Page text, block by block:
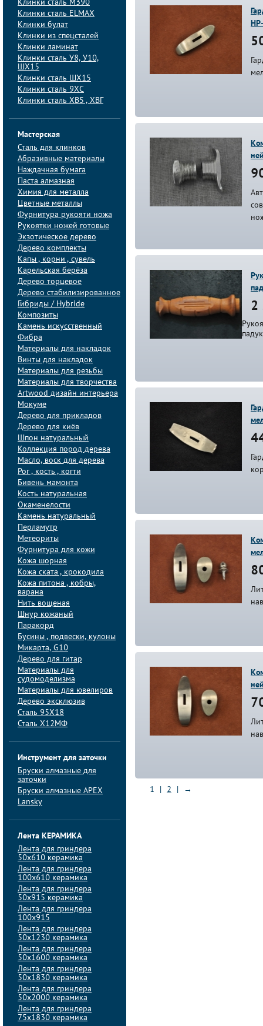
Клинки сталь M390
Клинки сталь ELMAX
Клинки булат
Клинки из спецсталей
Клинки ламинат
Клинки сталь У8, У10,
ШХ15
Клинки сталь ШХ15
Клинки сталь 9ХС
Клинки сталь ХВ5 , ХВГ
Мастерская
Сталь для клинков
Абразивные материалы
Наждачная бумага
Паста алмазная
Химия для металла
Цветные металлы
Фурнитура рукояти ножа
Рукоятки ножей готовые
Экзотическое дерево
Дерево комплекты
Капы , корни , сувель
Карельская берёза
Дерево торцевое
Дерево стабилизированное
Гибриды / Hybride
Композиты
Камень искусственный
Фибра
Материалы для накладок
Винты для накладок
Материалы для резьбы
Материалы для творчества
Artwood дизайн интерьера
Мокуме
Дерево для прикладов
Дерево для киёв
Шпон натуральный
Коллекция пород дерева
Масло, воск для дерева
Рог , кость , когти
Бивень мамонта
Кость натуральная
Окаменелости
Камень натуральный
Перламутр
Метеориты
Фурнитура для кожи
Кожа шорная
Кожа ската , крокодила
Кожа питона , кобры,
варана
Нить вощеная
Шнур кожаный
Паракорд
Бусины , подвески, кулоны
Микарта, G10
Дерево для гитар
Материалы для
судомоделизма
Материалы для ювелиров
Дерево эксклюзив
Сталь 95Х18
Сталь Х12МФ
Инструмент для заточки
Бруски алмазные для
заточки
Бруски алмазные APEX
Lansky
Лента КЕРАМИКА
Лента для гриндера
50х610 керамика
Лента для гриндера
100х610 керамика
Лента для гриндера
50х915 керамика
Лента для гриндера
100х915
Лента для гриндера
50х1230 керамика
Лента для гриндера
50х1600 керамика
Лента для гриндера
50х1830 керамика
Лента для гриндера
50х2000 керамика
Лента для гриндера
75х1830 керамика
2
падук
1 2 →